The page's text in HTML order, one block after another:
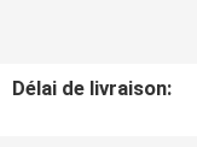
Délai de livraison: